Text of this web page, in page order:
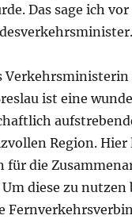
Das sage ich
ist eine
Region. Hier
für die
diese zu nutzen